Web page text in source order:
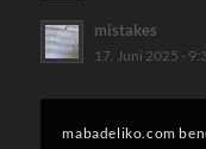
mistakes
17. Juni 2025 -
mabadeliko.com